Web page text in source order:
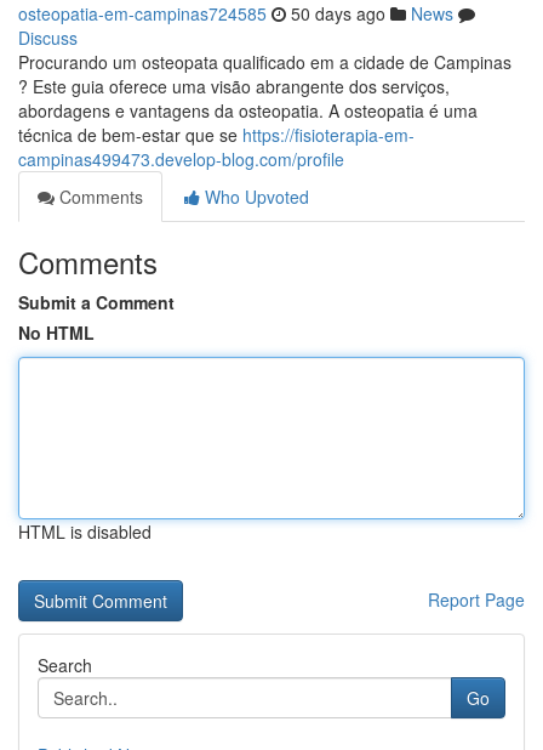
osteopatia-em-campinas724585 50 days ago
News
Discuss
Procurando um osteopata qualificado em a cidade de Campinas
? Este guia oferece uma visão abrangente dos serviços,
abordagens e vantagens da osteopatia. A osteopatia é uma
técnica de bem-estar que se https://fisioterapia-em-
campinas499473.develop-blog.com/profile
Comments
Who Upvoted
Comments
Submit a Comment
No HTML
HTML is disabled
Report Page
Search
Go